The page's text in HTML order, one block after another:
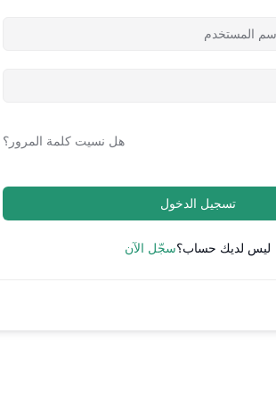
هل نسيت كلمة المرور؟
تسجيل الدخول
ليس لديك حساب؟سجّل الآن